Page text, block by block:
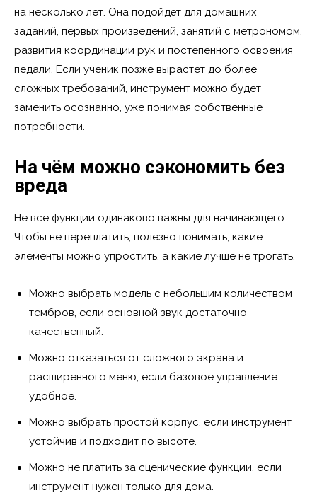
на несколько лет. Она подойдёт для домашних
заданий, первых произведений, занятий с метрономом,
развития координации рук и постепенного освоения
педали. Если ученик позже вырастет до более
сложных требований, инструмент можно будет
заменить осознанно, уже понимая собственные
потребности.
На чём можно сэкономить без
вреда
Не все функции одинаково важны для начинающего.
Чтобы не переплатить, полезно понимать, какие
элементы можно упростить, а какие лучше не трогать.
Можно выбрать модель с небольшим количеством
тембров, если основной звук достаточно
качественный.
Можно отказаться от сложного экрана и
расширенного меню, если базовое управление
удобное.
Можно выбрать простой корпус, если инструмент
устойчив и подходит по высоте.
Можно не платить за сценические функции, если
инструмент нужен только для дома.